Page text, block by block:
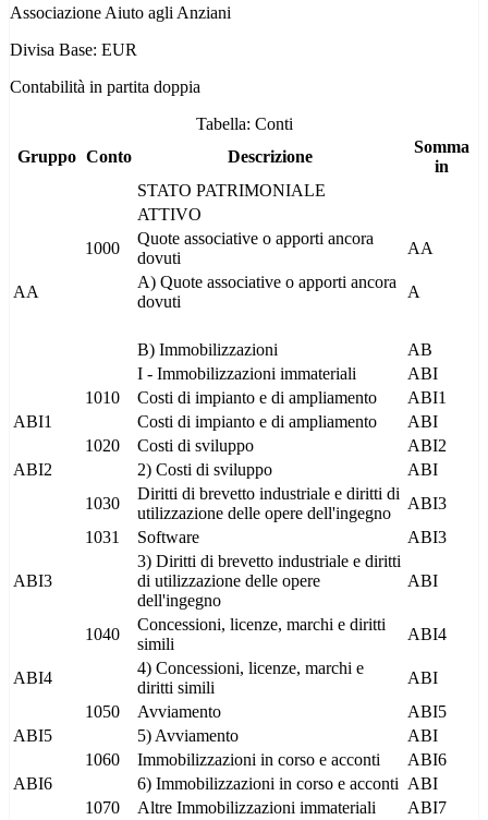
Associazione Aiuto agli Anziani
Divisa Base: EUR
Contabilità in partita doppia
Tabella: Conti
Gruppo Conto Descrizione
Somma
in
STATO PATRIMONIALE
ATTIVO
1000
Quote associative o apporti ancora
dovuti
AA
AA
A) Quote associative o apporti ancora
dovuti
A
B) Immobilizzazioni
AB
I - Immobilizzazioni immateriali
ABI
1010
Costi di impianto e di ampliamento
ABI1
ABI1
Costi di impianto e di ampliamento
ABI
1020
Costi di sviluppo
ABI2
ABI2
2) Costi di sviluppo
ABI
1030
Diritti di brevetto industriale e diritti di
utilizzazione delle opere dell'ingegno
ABI3
1031
Software ABI3
ABI3
3) Diritti di brevetto industriale e diritti
di utilizzazione delle opere
dell'ingegno
ABI
1040
Concessioni, licenze, marchi e diritti
simili
ABI4
ABI4
4) Concessioni, licenze, marchi e
diritti simili
ABI
1050
Avviamento
ABI5
ABI5
5) Avviamento
ABI
1060
Immobilizzazioni in corso e acconti
ABI6
ABI6
6) Immobilizzazioni in corso e acconti ABI
1070
Altre Immobilizzazioni immateriali
ABI7